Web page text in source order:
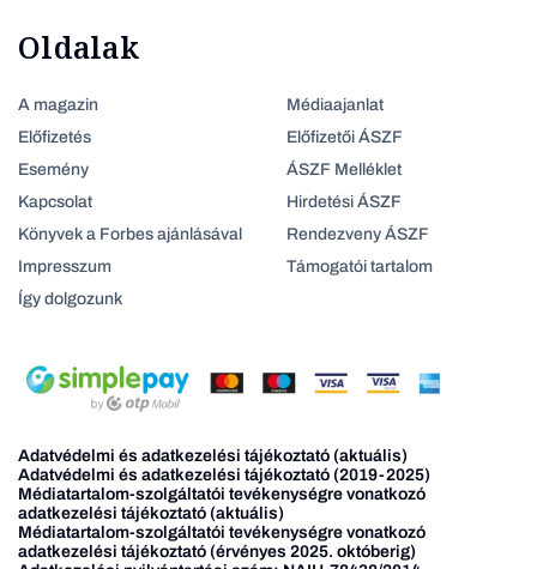
Oldalak
A magazin
Előfizetés
Esemény
Kapcsolat
Könyvek a Forbes ajánlásával
Impresszum
Így dolgozunk
Médiaajanlat
Előfizetői ÁSZF
ÁSZF Melléklet
Hirdetési ÁSZF
Rendezveny ÁSZF
Támogatói tartalom
Adatvédelmi és adatkezelési tájékoztató (aktuális)
Adatvédelmi és adatkezelési tájékoztató (2019-2025)
Médiatartalom-szolgáltatói tevékenységre vonatkozó
adatkezelési tájékoztató (aktuális)
Médiatartalom-szolgáltatói tevékenységre vonatkozó
adatkezelési tájékoztató (érvényes 2025. októberig)